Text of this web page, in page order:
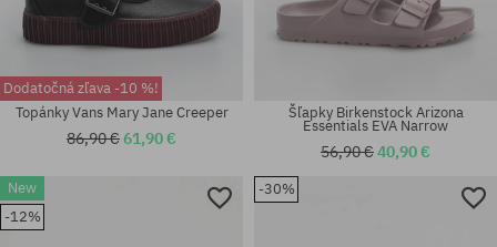
Dostupné veľkosti:
40 2/3
Dostupné veľkosti:
Dodatočná zľava -10 %!
Topánky Vans Mary Jane Creeper
86,90 €61,90 €
Šľapky Birkenstock Arizona
Essentials EVA Narrow
56,90 €40,90 €
New
-12%
-30%